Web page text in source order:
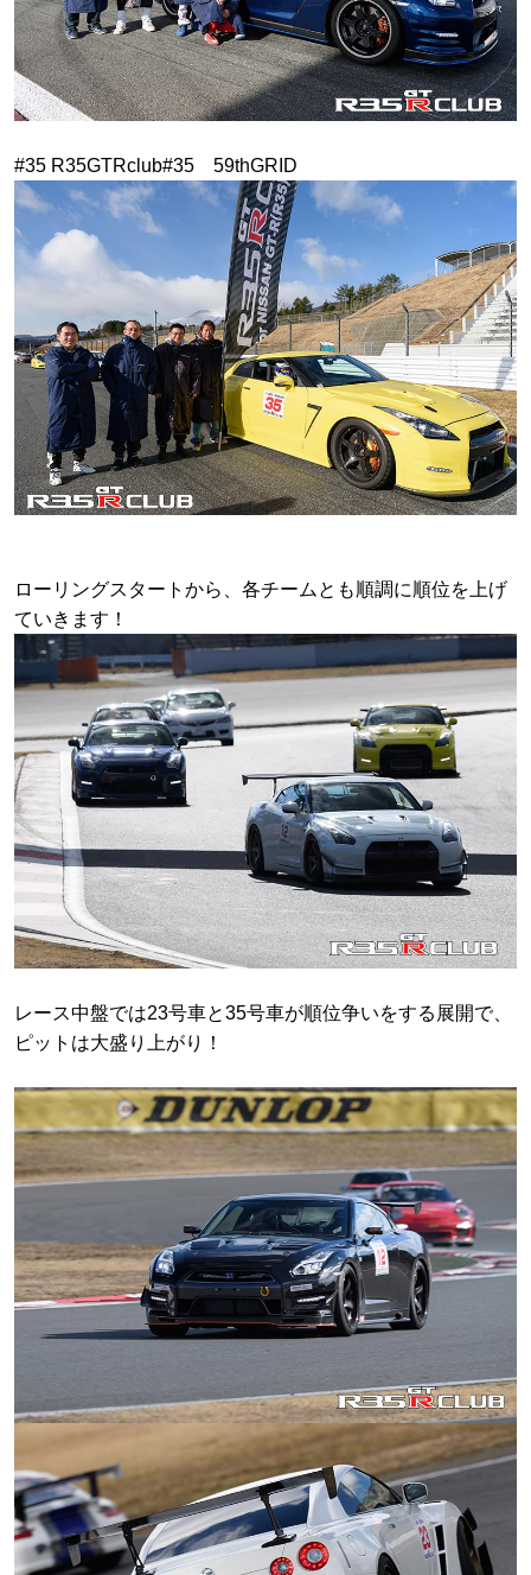
#35 R35GTRclub#35 59thGRID
ローリングスタートから、各チームとも順調に順位を上げ
ていきます！
レース中盤では23号車と35号車が順位争いをする展開で、
ピットは大盛り上がり！